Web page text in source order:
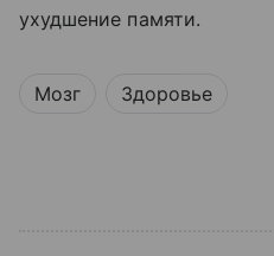
ухудшение памяти.
Мозг Здоровье